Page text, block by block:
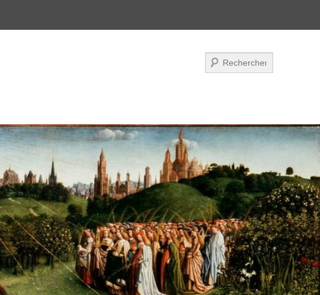
Recherche